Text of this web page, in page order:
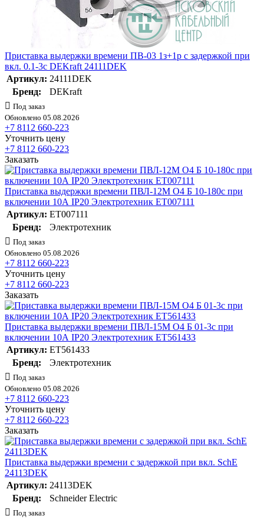
Приставка выдержки времени ПВ-03 1з+1р с задержкой при
вкл. 0.1-3с DEKraft 24111DEK
Артикул: 24111DEK
Бренд:
DEKraft
Под заказ
Обновлено 05.08.2026
+7 8112 660-223
Уточнить цену
+7 8112 660-223
Заказать
Приставка выдержки времени ПВЛ-12М О4 Б 10-180с при
включении 10А IP20 Электротехник ET007111
Артикул: ET007111
Бренд:
Электротехник
Под заказ
Обновлено 05.08.2026
+7 8112 660-223
Уточнить цену
+7 8112 660-223
Заказать
Приставка выдержки времени ПВЛ-15М О4 Б 01-3с при
включении 10А IP20 Электротехник ET561433
Артикул: ET561433
Бренд:
Электротехник
Под заказ
Обновлено 05.08.2026
+7 8112 660-223
Уточнить цену
+7 8112 660-223
Заказать
Приставка выдержки времени с задержкой при вкл. SchE
24113DEK
Артикул: 24113DEK
Бренд:
Schneider Electric
Под заказ